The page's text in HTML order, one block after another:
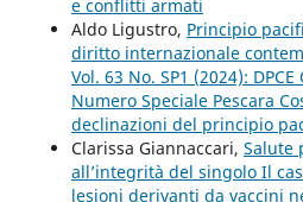
e conflitti armati
Aldo Ligustro, Principio
diritto internazionale
Vol. 63 No. SP1 (2024):
Numero Speciale Pescara
declinazioni del principio
Clarissa Giannaccari, Salute
all’integrità del singolo Il
lesioni derivanti da vaccini